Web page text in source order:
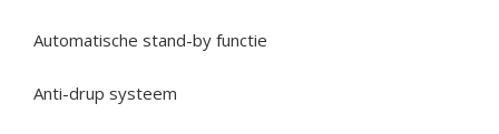
Automatische stand-by functie
Anti-drup systeem